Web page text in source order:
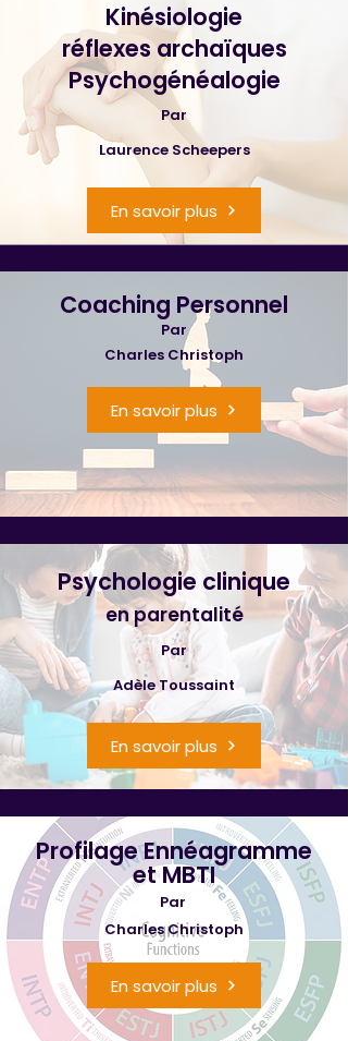
Kinésiologie
réflexes archaïques
Psychogénéalogie
Par
Laurence Scheepers
En savoir plus
Coaching Personnel
Par
Charles Christoph
En savoir plus
Psychologie clinique
en parentalité
Par
Adèle Toussaint
En savoir plus
Profilage Ennéagramme
et MBTI
Par
Charles Christoph
En savoir plus